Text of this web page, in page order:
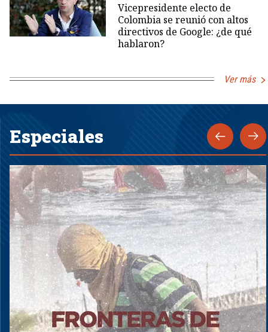
Vicepresidente electo de
Colombia se reunió con altos
directivos de Google: ¿de qué
hablaron?
Ver más
Especiales